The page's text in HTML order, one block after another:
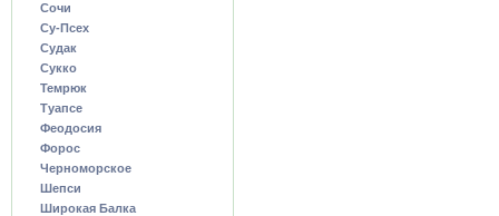
Сочи
Су-Псех
Судак
Сукко
Темрюк
Туапсе
Феодосия
Форос
Черноморское
Шепси
Широкая Балка